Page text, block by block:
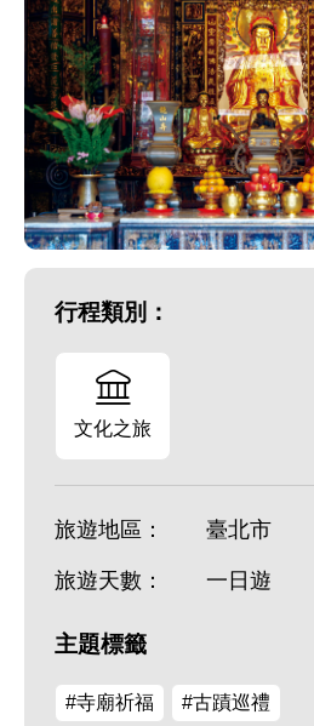
行程類別：
文化之旅
旅遊地區： 臺北市
旅遊天數： 一日遊
主題標籤
#寺廟祈福 #古蹟巡禮